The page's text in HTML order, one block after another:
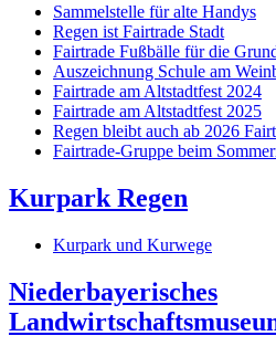
Sammelstelle für alte Handys
Regen ist Fairtrade Stadt
Fairtrade Fußbälle für die
Auszeichnung Schule am
Fairtrade am Altstadtfest 2024
Fairtrade am Altstadtfest 2025
Regen bleibt auch ab 2026
Fairtrade-Gruppe beim
Kurpark Regen
Kurpark und Kurwege
Niederbayerisches